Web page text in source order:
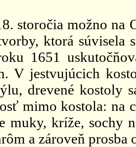
storočia možno na
ktorá súvisela
1651
V jestvujúcich
drevené kostoly
mimo kostola: na
muky, kríže, sochy
a zároveň prosba